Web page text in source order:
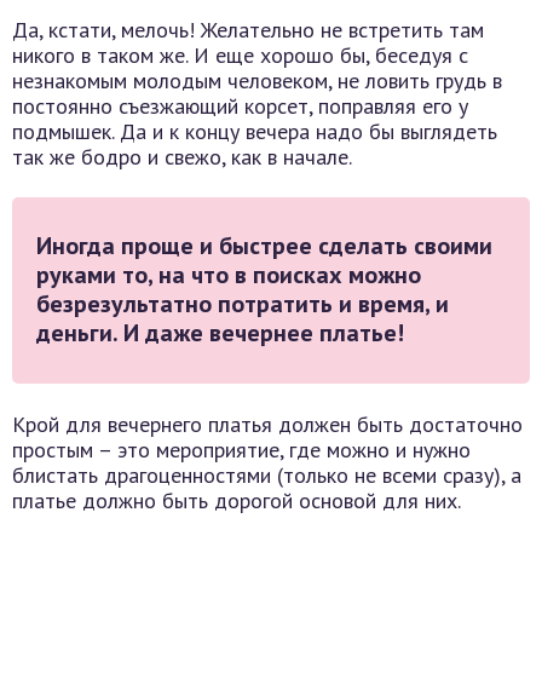
Да, кстати, мелочь! Желательно не встретить там
никого в таком же. И еще хорошо бы, беседуя с
незнакомым молодым человеком, не ловить грудь в
постоянно съезжающий корсет, поправляя его у
подмышек. Да и к концу вечера надо бы выглядеть
так же бодро и свежо, как в начале.
Иногда проще и быстрее сделать своими
руками то, на что в поисках можно
безрезультатно потратить и время, и
деньги. И даже вечернее платье!
Крой для вечернего платья должен быть достаточно
простым – это мероприятие, где можно и нужно
блистать драгоценностями (только не всеми сразу), а
платье должно быть дорогой основой для них.